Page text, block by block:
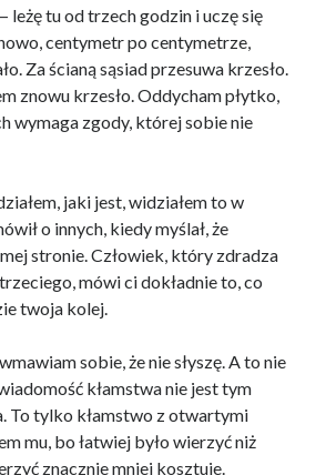
leżę tu od trzech godzin i uczę się
centymetr po centymetrze,
Za ścianą sąsiad przesuwa krzesło.
znowu krzesło. Oddycham płytko,
wymaga zgody, której sobie nie
jaki jest, widziałem to w
o innych, kiedy myślał, że
stronie. Człowiek, który zdradza
mówi ci dokładnie to, co
twoja kolej.
sobie, że nie słyszę. A to nie
kłamstwa nie jest tym
To tylko kłamstwo z otwartymi
mu, bo łatwiej było wierzyć niż
znacznie mniej kosztuje.